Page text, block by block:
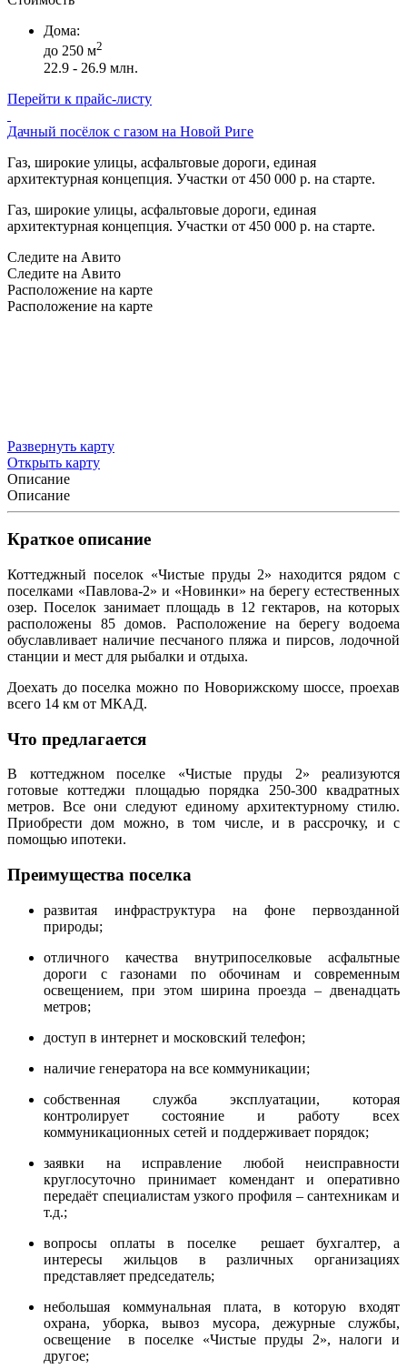
Дома:
до 250 м2
22.9 - 26.9 млн.
Перейти к прайс-листу
Дачный посёлок с газом на Новой Риге
Газ, широкие улицы, асфальтовые дороги, единая
архитектурная концепция. Участки от 450 000 р. на старте.
Газ, широкие улицы, асфальтовые дороги, единая
архитектурная концепция. Участки от 450 000 р. на старте.
Следите на Авито
Следите на Авито
Расположение на карте
Расположение на карте
Развернуть карту
Открыть карту
Описание
Описание
Краткое описание
Коттеджный поселок «Чистые пруды 2» находится рядом с
поселками «Павлова-2» и «Новинки» на берегу естественных
озер. Поселок занимает площадь в 12 гектаров, на которых
расположены 85 домов. Расположение на берегу водоема
обуславливает наличие песчаного пляжа и пирсов, лодочной
станции и мест для рыбалки и отдыха.
Доехать до поселка можно по Новорижскому шоссе, проехав
всего 14 км от МКАД.
Что предлагается
В коттеджном поселке «Чистые пруды 2» реализуются
готовые коттеджи площадью порядка 250-300 квадратных
метров. Все они следуют единому архитектурному стилю.
Приобрести дом можно, в том числе, и в рассрочку, и с
помощью ипотеки.
Преимущества поселка
развитая инфраструктура на фоне первозданной
природы;
отличного качества внутрипоселковые асфальтные
дороги с газонами по обочинам и современным
освещением, при этом ширина проезда – двенадцать
метров;
доступ в интернет и московский телефон;
наличие генератора на все коммуникации;
собственная служба эксплуатации, которая
контролирует состояние и работу всех
коммуникационных сетей и поддерживает порядок;
заявки на исправление любой неисправности
круглосуточно принимает комендант и оперативно
передаёт специалистам узкого профиля – сантехникам и
т.д.;
вопросы оплаты в поселке решает бухгалтер, а
интересы жильцов в различных организациях
представляет председатель;
небольшая коммунальная плата, в которую входят
охрана, уборка, вывоз мусора, дежурные службы,
освещение в поселке «Чистые пруды 2», налоги и
другое;